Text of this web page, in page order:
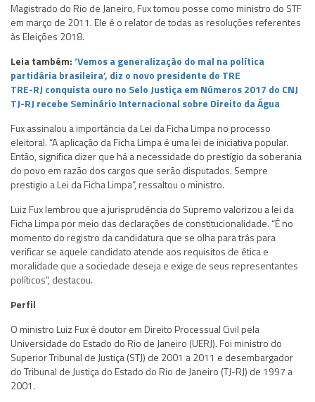
Magistrado do Rio de Janeiro, Fux tomou posse como ministro do STF
em março de 2011. Ele é o relator de todas as resoluções referentes
às Eleições 2018.
Leia também:‘Vemos a generalização do mal na política
partidária brasileira’, diz o novo presidente do TRE
TRE-RJ conquista ouro no Selo Justiça em Números 2017 do CNJ
TJ-RJ recebe Seminário Internacional sobre Direito da Água
Fux assinalou a importância da Lei da Ficha Limpa no processo
eleitoral. “A aplicação da Ficha Limpa é uma lei de iniciativa popular.
Então, significa dizer que há a necessidade do prestígio da soberania
do povo em razão dos cargos que serão disputados. Sempre
prestigio a Lei da Ficha Limpa”, ressaltou o ministro.
Luiz Fux lembrou que a jurisprudência do Supremo valorizou a lei da
Ficha Limpa por meio das declarações de constitucionalidade. “É no
momento do registro da candidatura que se olha para trás para
verificar se aquele candidato atende aos requisitos de ética e
moralidade que a sociedade deseja e exige de seus representantes
políticos”, destacou.
Perfil
O ministro Luiz Fux é doutor em Direito Processual Civil pela
Universidade do Estado do Rio de Janeiro (UERJ). Foi ministro do
Superior Tribunal de Justiça (STJ) de 2001 a 2011 e desembargador
do Tribunal de Justiça do Estado do Rio de Janeiro (TJ-RJ) de 1997 a
2001.